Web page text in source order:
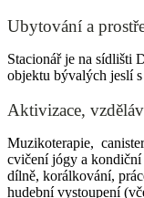
Ubytování a
Stacionář je na sídlišti
objektu bývalých jeslí
Aktivizace,
Muzikoterapie,
cvičení jógy a kondiční
dílně, korálkování,
hudební vystoupení